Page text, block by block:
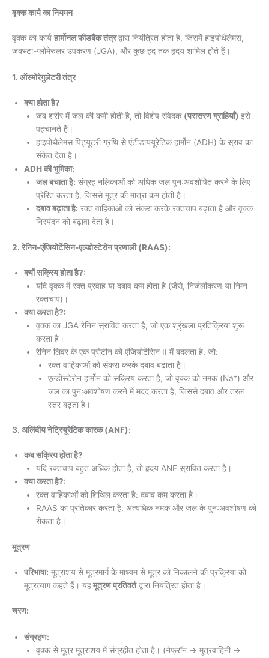
वृक्क कार्य का नियमन
वृक्क का कार्य हार्मोनल फीडबैक तंत्रद्वारा नियंत्रित होता है, जिसमें हाइपोथैलेमस,
जक्स्टा-ग्लोमेरुलर उपकरण (JGA), और कुछ हद तक हृदय शामिल होते हैं।
1. ऑस्मोरेगुलेटरी तंत्र
क्या होता है?
जब शरीर में जल की कमी होती है, तो विशेष संवेदक (परासरण ग्राहियाँ) इसे
पहचानते हैं।
हाइपोथैलेमस पिट्यूटरी ग्रंथि से एंटीडाययूरेटिक हार्मोन (ADH) के स्राव का
संकेत देता है।
ADH की भूमिका:
जल बचाता है: संग्रह नलिकाओं को अधिक जल पुनःअवशोषित करने के लिए
प्रेरित करता है, जिससे मूत्र की मात्रा कम होती है।
दबाव बढ़ाता है: रक्त वाहिकाओं को संकरा करके रक्तचाप बढ़ाता है और वृक्क
निस्पंदन को बढ़ावा देता है।
2. रेनिन-एंजियोटेंसिन-एल्डोस्टेरोन प्रणाली (RAAS):
क्यों सक्रिय होता है?:
यदि वृक्क में रक्त प्रवाह या दबाव कम होता है (जैसे, निर्जलीकरण या निम्न
रक्तचाप)।
क्या करता है?:
वृक्क का JGA रेनिन स्रावित करता है, जो एक श्रृंखला प्रतिक्रिया शुरू
करता है।
रेनिन लिवर के एक प्रोटीन को एंजियोटेंसिन II में बदलता है, जो:
रक्त वाहिकाओं को संकरा करके दबाव बढ़ाता है।
एल्डोस्टेरोन हार्मोन को सक्रिय करता है, जो वृक्क को नमक (Na⁺) और
जल का पुनःअवशोषण करने में मदद करता है, जिससे दबाव और तरल
स्तर बढ़ता है।
3. अलिंदीय नेट्रियूरेटिक कारक (ANF):
कब सक्रिय होता है?
यदि रक्तचाप बहुत अधिक होता है, तो हृदय ANF स्रावित करता है।
क्या करता है?:
रक्त वाहिकाओं को शिथिल करता है: दबाव कम करता है।
RAAS का प्रतिकार करता है: अत्यधिक नमक और जल के पुनःअवशोषण को
रोकता है।
मूत्रण
परिभाषा: मूत्राशय से मूत्रमार्ग के माध्यम से मूत्र को निकालने की प्रक्रिया को
मूत्रत्याग कहते हैं। यहमूत्रण प्रतिवर्तद्वारा नियंत्रित होता है।
चरण:
संग्रहण:
वृक्क से मूत्र मूत्राशय में संग्रहीत होता है। (नेफ्रॉन → मूत्रवाहिनी →